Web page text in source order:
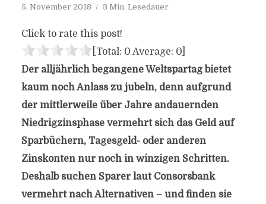
5. November 2018 3 Min. Lesedauer
Click to rate this post!
[Total: 0 Average: 0]
Der alljährlich begangene Weltspartag bietet
kaum noch Anlass zu jubeln, denn aufgrund
der mittlerweile über Jahre andauernden
Niedrigzinsphase vermehrt sich das Geld auf
Sparbüchern, Tagesgeld- oder anderen
Zinskonten nur noch in winzigen Schritten.
Deshalb suchen Sparer laut Consorsbank
vermehrt nach Alternativen – und finden sie